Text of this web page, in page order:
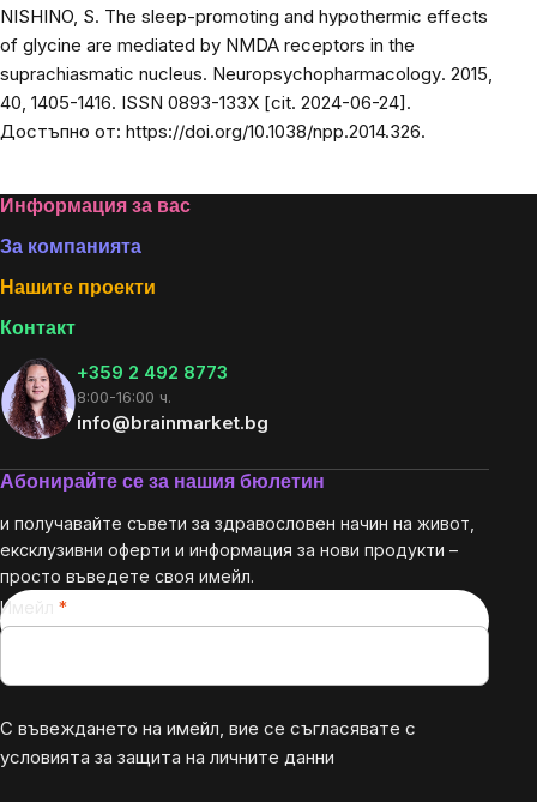
NISHINO, S. The sleep-promoting and hypothermic effects
of glycine are mediated by NMDA receptors in the
suprachiasmatic nucleus. Neuropsychopharmacology. 2015,
40, 1405-1416. ISSN 0893-133X [cit. 2024-06-24].
Достъпно от: https://doi.org/10.1038/npp.2014.326.
Footer
Информация за вас
За компанията
Нашите проекти
Контакт
+359 2 492 8773
8:00-16:00 ч.
info@brainmarket.bg
Абонирайте се за нашия бюлетин
и получавайте съвети за здравословен начин на живот,
ексклузивни оферти и информация за нови продукти –
просто въведете своя имейл.
Имейл
С въвеждането на имейл, вие се съгласявате с
условията за защита на личните данни